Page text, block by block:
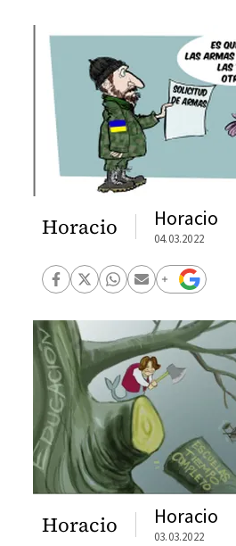
Horacio Horacio
04.03.2022
Horacio Horacio
03.03.2022